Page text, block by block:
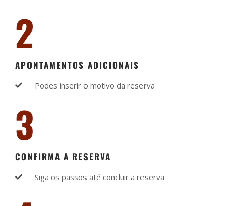
2
APONTAMENTOS ADICIONAIS
Podes inserir o motivo da reserva
3
CONFIRMA A RESERVA
Siga os passos até concluir a reserva